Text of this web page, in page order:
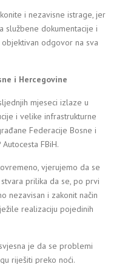
i nezavisne istrage, jer
službene dokumentacije i
odgovor na sva
i Hercegovine
mjeseci izlaze u
i velike infrastrukturne
Federacije Bosne i
FBiH.
vjerujemo da se
prilika da se, po prvi
nezavisan i zakonit način
realizaciju pojedinih
je da se problemi
riješiti preko noći.